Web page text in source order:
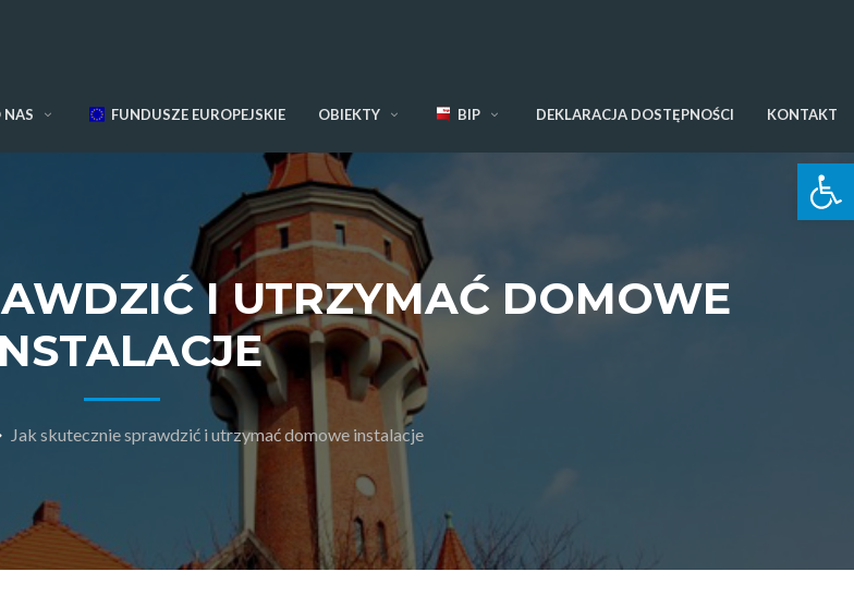
NAS FUNDUSZE EUROPEJSKIE OBIEKTY BIP DEKLARACJA DOSTĘPNOŚCI KONTAKT
I UTRZYMAĆ DOMOWE
Jak skutecznie sprawdzić i utrzymać domowe instalacje